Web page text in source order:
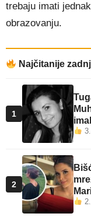
trebaju imati
obrazovanju.
Najčitanije
1
2